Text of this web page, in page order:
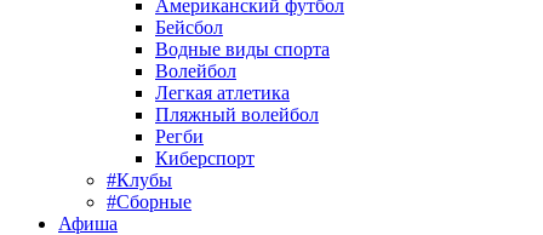
Американский футбол
Бейсбол
Водные виды спорта
Волейбол
Легкая атлетика
Пляжный волейбол
Регби
Киберспорт
#Клубы
#Сборные
Афиша